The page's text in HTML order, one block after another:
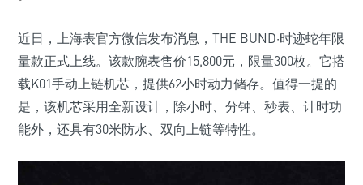
近日，上海表官方微信发布消息，THE BUND·时迹蛇年限
量款正式上线。该款腕表售价15,800元，限量300枚。它搭
载K01手动上链机芯，提供62小时动力储存。值得一提的
是，该机芯采用全新设计，除小时、分钟、秒表、计时功
能外，还具有30米防水、双向上链等特性。